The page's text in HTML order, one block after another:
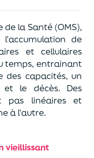
de la Santé (OMS),
de
et cellulaires
temps, entrainant
des capacités, un
et le décès. Des
pas linéaires et
à l’autre.
vieillissant